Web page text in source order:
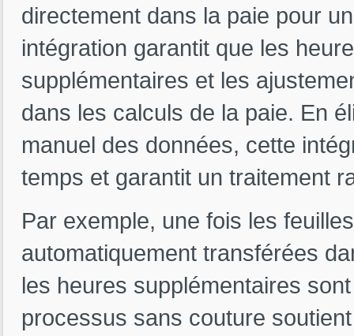
directement dans la paie pour
intégration garantit que les
supplémentaires et les
dans les calculs de la paie. En
manuel des données, cette
temps et garantit un traitement
Par exemple, une fois les
automatiquement transférées
les heures supplémentaires
processus sans couture